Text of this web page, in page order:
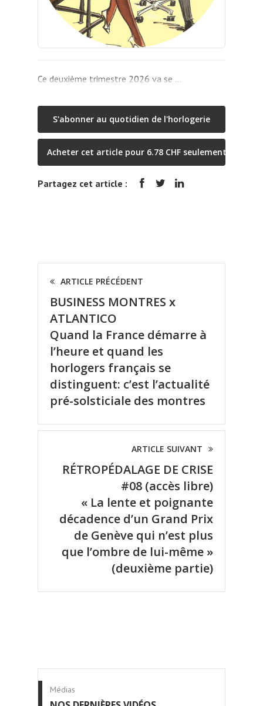
Ce deuxième trimestre 2026 va se …
S'abonner au quotidien de l'horlogerie
Acheter cet article pour 6.78 CHF seulement
Partagez cet article :
ARTICLE PRÉCÉDENT
BUSINESS MONTRES x
ATLANTICO
Quand la France démarre à
l’heure et quand les
horlogers français se
distinguent: c’est l’actualité
pré-solsticiale des montres
ARTICLE SUIVANT
RÉTROPÉDALAGE DE CRISE
#08 (accès libre)
« La lente et poignante
décadence d’un Grand Prix
de Genève qui n’est plus
que l’ombre de lui-même »
(deuxième partie)
Médias